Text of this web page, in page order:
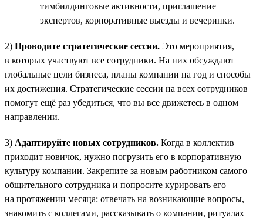
тимбилдинговые активности, приглашение
экспертов, корпоративные выезды и вечеринки.
2) Проводите стратегические сессии. Это мероприятия,
в которых участвуют все сотрудники. На них обсуждают
глобальные цели бизнеса, планы компании на год и способы
их достижения. Стратегические сессии на всех сотрудников
помогут ещё раз убедиться, что вы все движетесь в одном
направлении.
3) Адаптируйте новых сотрудников. Когда в коллектив
приходит новичок, нужно погрузить его в корпоративную
культуру компании. Закрепите за новым работником самого
общительного сотрудника и попросите курировать его
на протяжении месяца: отвечать на возникающие вопросы,
знакомить с коллегами, рассказывать о компании, ритуалах